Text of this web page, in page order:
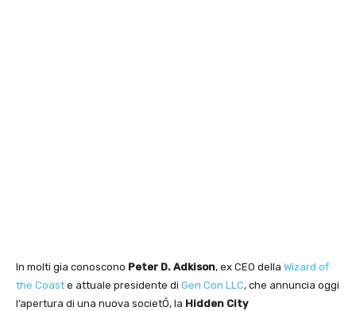
In molti gia conoscono Peter D. Adkison, ex CEO della Wizard of
the Coast e attuale presidente di Gen Con LLC, che annuncia oggi
l’apertura di una nuova societÓ, la Hidden City